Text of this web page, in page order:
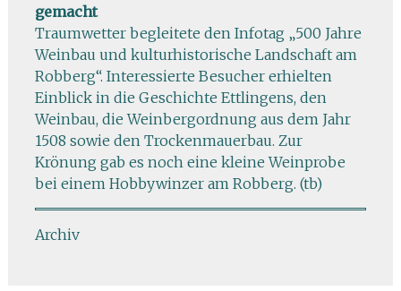
gemacht
Traumwetter begleitete den Infotag „500 Jahre
Weinbau und kulturhistorische Landschaft am
Robberg“. Interessierte Besucher erhielten
Einblick in die Geschichte Ettlingens, den
Weinbau, die Weinbergordnung aus dem Jahr
1508 sowie den Trockenmauerbau. Zur
Krönung gab es noch eine kleine Weinprobe
bei einem Hobbywinzer am Robberg. (tb)
Archiv